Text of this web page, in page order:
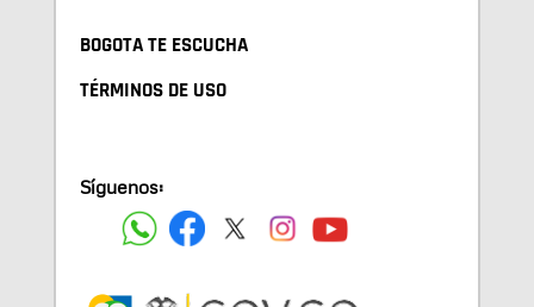
BOGOTA TE ESCUCHA
TÉRMINOS DE USO
Síguenos: